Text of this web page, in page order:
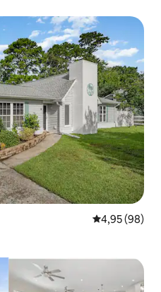
dos hóspedes
4,95 de uma
4,95 (98)
dos hóspedes